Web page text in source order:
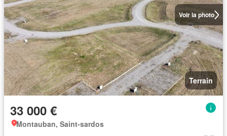
Voir la photo
Terrain
33 000 €
Montauban, Saint-sardos